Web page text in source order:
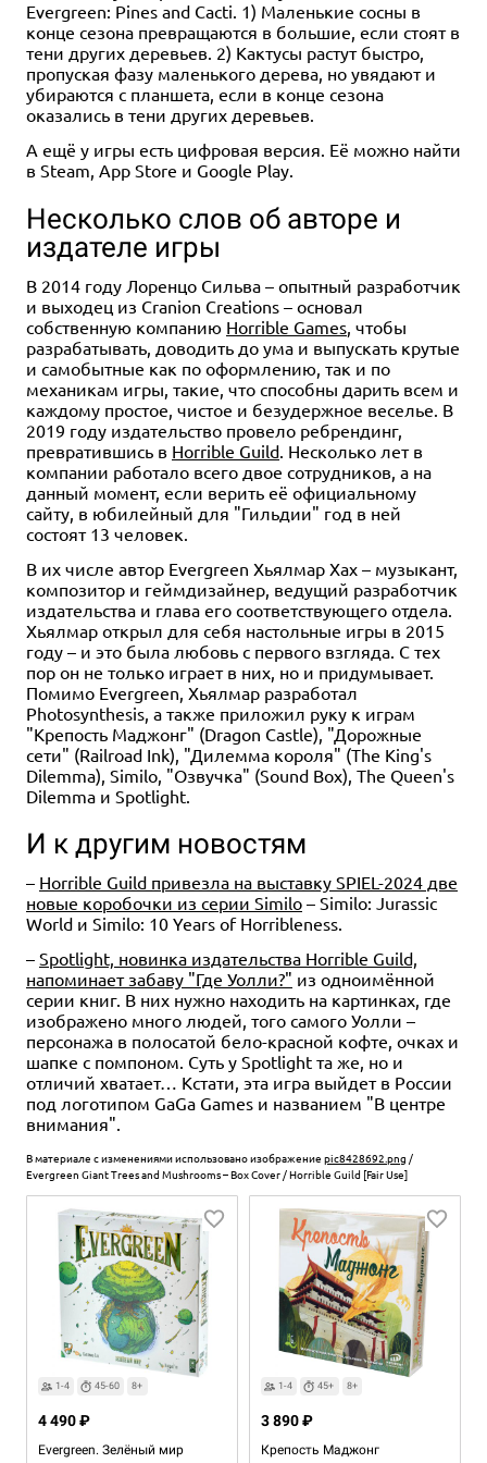
Evergreen: Pines and Cacti. 1) Маленькие сосны в
конце сезона превращаются в большие, если стоят в
тени других деревьев. 2) Кактусы растут быстро,
пропуская фазу маленького дерева, но увядают и
убираются с планшета, если в конце сезона
оказались в тени других деревьев.
А ещё у игры есть цифровая версия. Её можно найти
в Steam, App Store и Google Play.
Несколько слов об авторе и
издателе игры
В 2014 году Лоренцо Сильва – опытный разработчик
и выходец из Cranion Creations – основал
собственную компанию Horrible Games , чтобы
разрабатывать, доводить до ума и выпускать крутые
и самобытные как по оформлению, так и по
механикам игры, такие, что способны дарить всем и
каждому простое, чистое и безудержное веселье. В
2019 году издательство провело ребрендинг,
превратившись в Horrible Guild . Несколько лет в
компании работало всего двое сотрудников, а на
данный момент, если верить её официальному
сайту, в юбилейный для "Гильдии" год в ней
состоят 13 человек.
В их числе автор Evergreen Хьялмар Хах – музыкант,
композитор и геймдизайнер, ведущий разработчик
издательства и глава его соответствующего отдела.
Хьялмар открыл для себя настольные игры в 2015
году – и это была любовь с первого взгляда. С тех
пор он не только играет в них, но и придумывает.
Помимо Evergreen, Хьялмар разработал
Photosynthesis, а также приложил руку к играм
"Крепость Маджонг" (Dragon Castle), "Дорожные
сети" (Railroad Ink), "Дилемма короля" (The King's
Dilemma), Similo, "Озвучка" (Sound Box), The Queen's
Dilemma и Spotlight.
И к другим новостям
– Horrible Guild привезла на выставку SPIEL-2024 две
новые коробочки из серии Similo – Similo: Jurassic
World и Similo: 10 Years of Horribleness.
– Spotlight, новинка издательства Horrible Guild,
напоминает забаву "Где Уолли?" из одноимённой
серии книг. В них нужно находить на картинках, где
изображено много людей, того самого Уолли –
персонажа в полосатой бело-красной кофте, очках и
шапке с помпоном. Суть у Spotlight та же, но и
отличий хватает… Кстати, эта игра выйдет в России
под логотипом GaGa Games и названием "В центре
внимания".
В материале с изменениями использовано изображение pic8428692.png /
Evergreen Giant Trees and Mushrooms – Box Cover / Horrible Guild [Fair Use]
1-4 45-60 8+
Evergreen. Зелёный мир
4 490 ₽
1-4 45+ 8+
Крепость Маджонг
3 890 ₽